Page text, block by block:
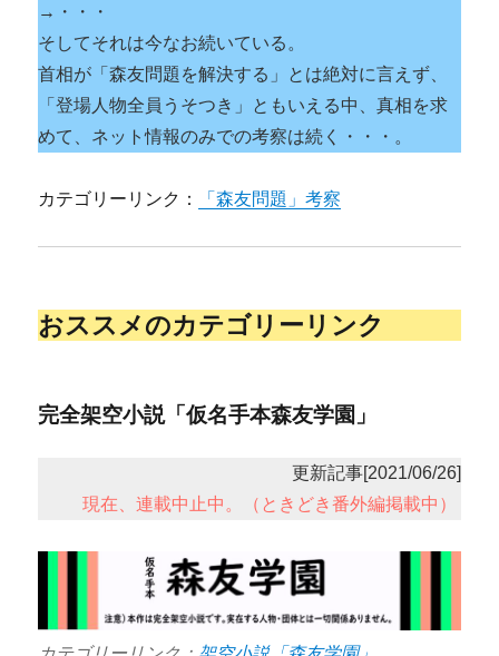
→・・・
そしてそれは今なお続いている。
首相が「森友問題を解決する」とは絶対に言えず、
「登場人物全員うそつき」ともいえる中、真相を求
めて、ネット情報のみでの考察は続く・・・。
カテゴリーリンク： 「森友問題」考察
おススメのカテゴリーリンク
完全架空小説「仮名手本森友学園」
更新記事[2021/06/26]
現在、連載中止中。（ときどき番外編掲載中）